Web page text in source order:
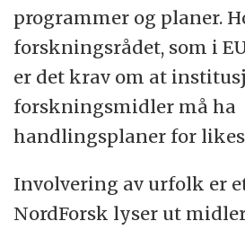
programmer og planer.
forskningsrådet, som i
er det krav om at
forskningsmidler må ha
handlingsplaner for
Involvering av urfolk er
NordForsk lyser ut